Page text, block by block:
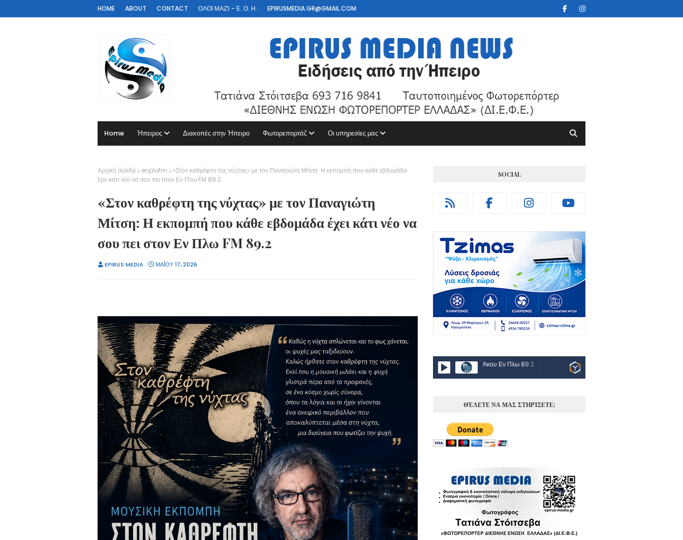
HOME ABOUT CONTACT ΟΛΟΙ ΜΑΖΊ - Ε. Ο. Η. EPIRUSMEDIA.GR@GMAIL.COM
Home Ήπειρος Διακοπές στην Ήπειρο Φωτορεπορτάζ Οι υπηρεσίες μας
Αρχική σελίδα enplofm
«Στον καθρέφτη της νύχτας» με τον Παναγιώτη Μίτση: Η εκπομπή που κάθε εβδομάδα
έχει κάτι νέο να σου πει στον Εν Πλω FM 89.2
«Στον καθρέφτη της νύχτας» με τον Παναγιώτη
Μίτση: Η εκπομπή που κάθε εβδομάδα έχει κάτι νέο να
σου πει στον Εν Πλω FM 89.2
EPIRUS MEDIA ΜΑΪ́ΟΥ 17, 2026
SOCIAL
Άκου Εν Πλω 89.2
ΘΈΛΕΤΕ ΝΑ ΜΑΣ ΣΤΗΡΊΞΕΤΕ;